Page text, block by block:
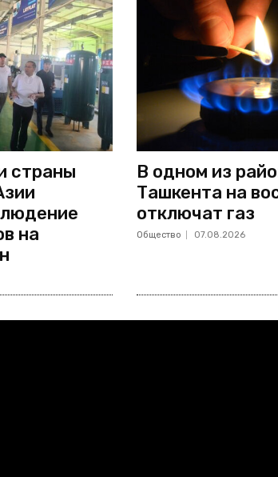
страны
на
В одном из
Ташкента на
отключат газ
Общество 07.08.2026